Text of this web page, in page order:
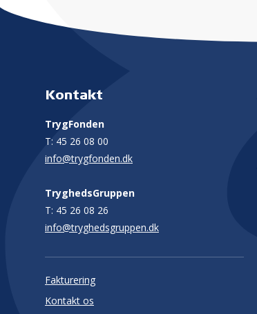
Kontakt
TrygFonden
T: 45 26 08 00
info@trygfonden.dk
TryghedsGruppen
T: 45 26 08 26
info@tryghedsgruppen.dk
Fakturering
Kontakt os